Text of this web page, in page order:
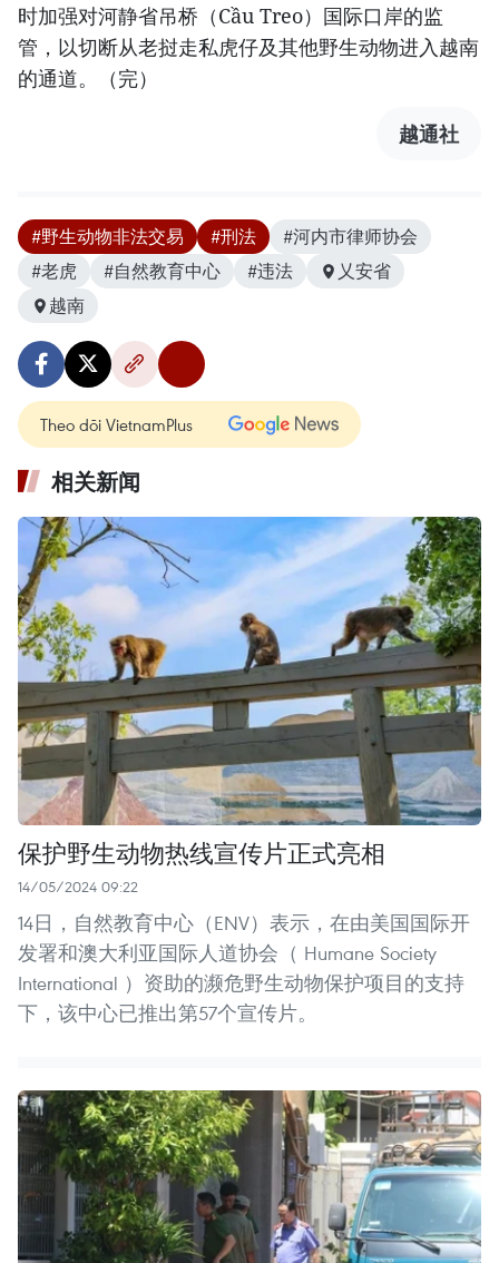
时加强对河静省吊桥（Cầu Treo）国际口岸的监
管，以切断从老挝走私虎仔及其他野生动物进入越南
的通道。（完）
越通社
#野生动物非法交易 #刑法
#河内市律师协会
#老虎
#自然教育中心 #违法
乂安省
越南
Theo dõi VietnamPlus
相关新闻
保护野生动物热线宣传片正式亮相
14/05/2024 09:22
14日，自然教育中心（ENV）表示，在由美国国际开
发署和澳大利亚国际人道协会（ Humane Society
International ）资助的濒危野生动物保护项目的支持
下，该中心已推出第57个宣传片。